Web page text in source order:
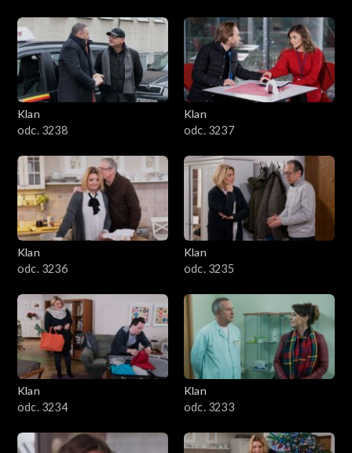
Klan
odc. 3238
Klan
odc. 3237
Klan
odc. 3236
Klan
odc. 3235
Klan
odc. 3234
Klan
odc. 3233